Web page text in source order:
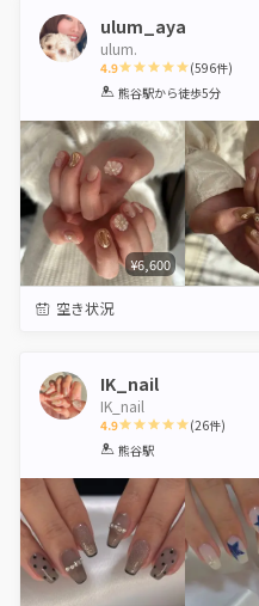
ulum_aya
ulum.
4.9
1 2 3 4 5
(596件)
熊谷駅から徒歩5分
¥6,600
空き状況
IK_nail
IK_nail
4.9
1 2 3
(26件)
熊谷駅